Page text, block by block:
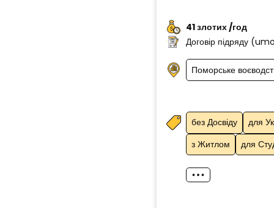
41 злотих /год
Договір підряду
Поморське
без Досвіду
для
з Житлом
для